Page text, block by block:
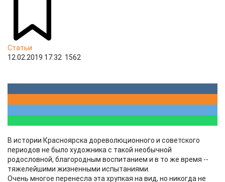
Статьи
12.02.2019 17:32 1562
В истории Красноярска дореволюционного и советского
периодов не было художника с такой необычной
родословной, благородным воспитанием и в то же время --
тяжелейшими жизненными испытаниями.
Очень многое перенесла эта хрупкая на вид, но никогда не